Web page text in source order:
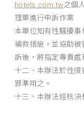
hotels.com.tw之個
理單進行申訴作業
本單位知有性騷擾
補救措施，並協助
訴後，將指定專責處
十二、本辦法於性
罪準用之。
十三、本辦法經核決